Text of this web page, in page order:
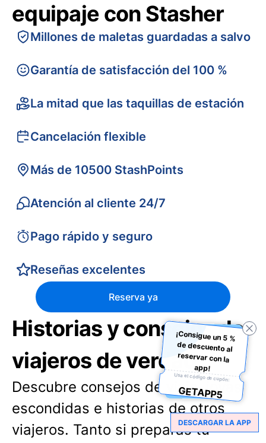
equipaje con Stasher
Millones de maletas guardadas a salvo
Garantía de satisfacción del 100 %
La mitad que las taquillas de estación
Cancelación flexible
Más de 10500 StashPoints
Atención al cliente 24/7
Pago rápido y seguro
Reseñas excelentes
Reserva ya
Historias y consejos de
viajeros de verdad
Descubre consejos de viaje, joyas
escondidas e historias de otros
viajeros. Tanto si preparas tu
¡Consigue un 5 %
de descuento al
reservar con la
app!
Usa el código de cupón:
GETAPP5
DESCARGAR LA APP